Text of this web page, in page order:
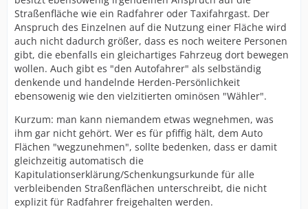
Straßenfläche wie ein Radfahrer oder Taxifahrgast. Der
Anspruch des Einzelnen auf die Nutzung einer Fläche wird
auch nicht dadurch größer, dass es noch weitere Personen
gibt, die ebenfalls ein gleichartiges Fahrzeug dort bewegen
wollen. Auch gibt es "den Autofahrer" als selbständig
denkende und handelnde Herden-Persönlichkeit
ebensowenig wie den vielzitierten ominösen "Wähler".
Kurzum: man kann niemandem etwas wegnehmen, was
ihm gar nicht gehört. Wer es für pfiffig hält, dem Auto
Flächen "wegzunehmen", sollte bedenken, dass er damit
gleichzeitig automatisch die
Kapitulationserklärung/Schenkungsurkunde für alle
verbleibenden Straßenflächen unterschreibt, die nicht
explizit für Radfahrer freigehalten werden.